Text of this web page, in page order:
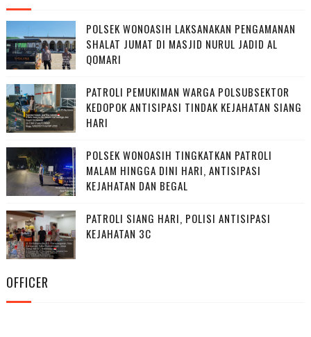
POLSEK WONOASIH LAKSANAKAN PENGAMANAN
SHALAT JUMAT DI MASJID NURUL JADID AL
QOMARI
PATROLI PEMUKIMAN WARGA POLSUBSEKTOR
KEDOPOK ANTISIPASI TINDAK KEJAHATAN SIANG
HARI
POLSEK WONOASIH TINGKATKAN PATROLI
MALAM HINGGA DINI HARI, ANTISIPASI
KEJAHATAN DAN BEGAL
PATROLI SIANG HARI, POLISI ANTISIPASI
KEJAHATAN 3C
OFFICER